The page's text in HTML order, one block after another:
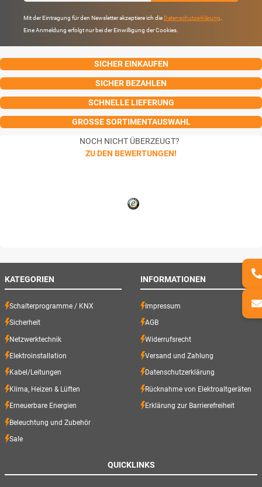
Mit der Eintragung für den Newsletter akzeptiere ich die Datenschutzerklärung
Eine Anmeldung erfolgt nur bei der Einwilligung der Cookies.
SICHER EINKAUFEN
SICHER BEZAHLEN
SCHNELLE LIEFERUNG
GROSSE SORTIMENTAUSWAHL
NOCH NICHT ÜBERZEUGT?
ZU DEN BEWERTUNGEN!
KATEGORIEN
Schalterprogramme / KNX
Sicherheit
Netzwerktechnik
Elektroinstallation
Kabel/Leitungen
Klima, Heizen & Lüften
Erneuerbare Energien
Beleuchtung und Zubehör
Sale
INFORMATIONEN
Impressum
AGB
Widerrufsrecht
Versand und Zahlung
Datenschutzerklärung
Rücknahme von Elektroaltgeräten
Erklärung zur Barrierefreiheit
QUICKLINKS